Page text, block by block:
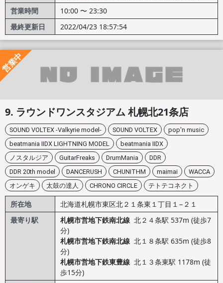
営業時間
10:00 〜 23:30
最終更新日
2022/04/23 18:57:54
営業中
ラウンドワンスタジアム 札幌北21条店
SOUND VOLTEX -Valkyrie model- SOUND VOLTEX
pop'n music
beatmania IIDX LIGHTNING MODEL
beatmania IIDX
ノスタルジア
GuitarFreaks DrumMania
DDR
DDR 20th model
DANCERUSH CHUNITHM maimai
WACCA
オンゲキ
太鼓の達人 CHRONO CIRCLE テトテコネクト
所在地
北海道札幌市東区北２１条東１丁目１−２１
最寄り駅
札幌市営地下鉄南北線 北２４条駅 537m (徒歩7
分)
札幌市営地下鉄南北線 北１８条駅 635m (徒歩8
分)
札幌市営地下鉄東豊線 北１３条東駅 1178m (徒
歩15分)